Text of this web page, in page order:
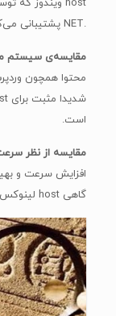
.NET پشتیبانی می‌کند.
مقایسه‌ی سیستم
است.
مقایسه از نظر
افزایش سرعت و
گاهی host لینوکس سرعت بهتری دارد.